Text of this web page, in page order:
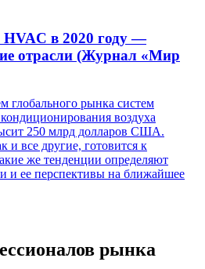
в 2020 году —
отрасли (Журнал «Мир
глобального рынка систем
воздуха
250 млрд долларов США.
и все другие, готовится к
же тенденции определяют
и ее перспективы на ближайшее
рынка